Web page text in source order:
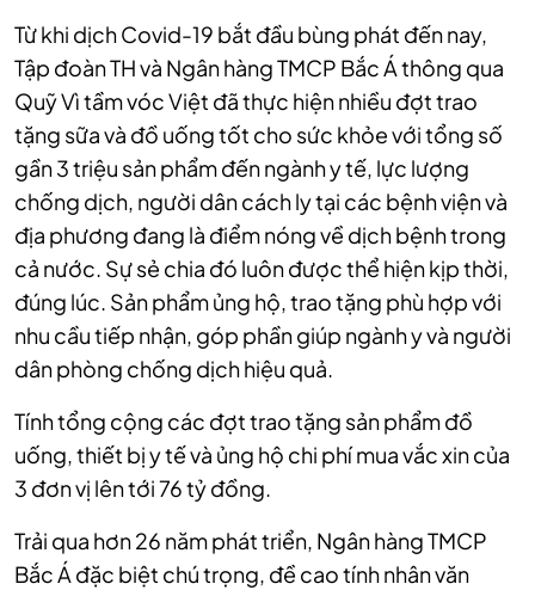
Từ khi dịch Covid-19 bắt đầu bùng phát đến nay,
Tập đoàn TH và Ngân hàng TMCP Bắc Á thông qua
Quỹ Vì tầm vóc Việt đã thực hiện nhiều đợt trao
tặng sữa và đồ uống tốt cho sức khỏe với tổng số
gần 3 triệu sản phẩm đến ngành y tế, lực lượng
chống dịch, người dân cách ly tại các bệnh viện và
địa phương đang là điểm nóng về dịch bệnh trong
cả nước. Sự sẻ chia đó luôn được thể hiện kịp thời,
đúng lúc. Sản phẩm ủng hộ, trao tặng phù hợp với
nhu cầu tiếp nhận, góp phần giúp ngành y và người
dân phòng chống dịch hiệu quả.
Tính tổng cộng các đợt trao tặng sản phẩm đồ
uống, thiết bị y tế và ủng hộ chi phí mua vắc xin của
3 đơn vị lên tới 76 tỷ đồng.
Trải qua hơn 26 năm phát triển, Ngân hàng TMCP
Bắc Á đặc biệt chú trọng, đề cao tính nhân văn